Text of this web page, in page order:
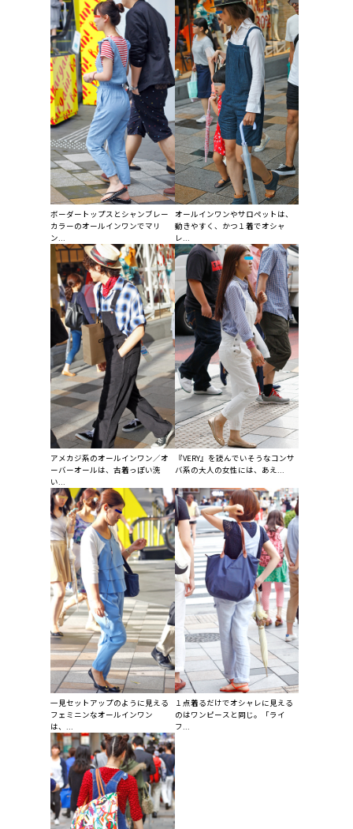
ボーダートップスとシャンブレー
カラーのオールインワンでマリ
ン...
オールインワンやサロペットは、
動きやすく、かつ１着でオシャ
レ...
アメカジ系のオールインワン／オ
ーバーオールは、古着っぽい洗
い...
『VERY』を読んでいそうなコンサ
バ系の大人の女性には、あえ...
一見セットアップのように見える
フェミニンなオールインワン
は、...
１点着るだけでオシャレに見える
のはワンピースと同じ。「ライ
フ...